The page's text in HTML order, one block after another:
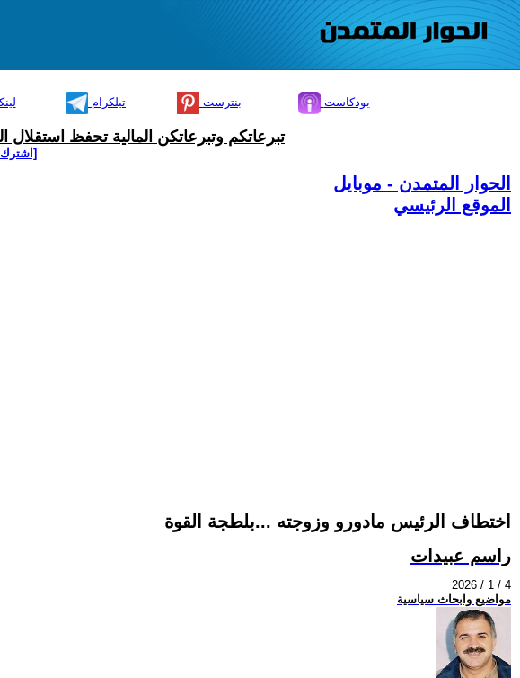
تيلكرام بنترست بودكاست
تبرعاتكم وتبرعاتكن المالية تحفظ
[اشترك
الحوار المتمدن - موبايل
الموقع الرئيسي
اختطاف الرئيس مادورو وزوجته ...بلطجة القوة
راسم عبيدات
2026 / 1 / 4
مواضيع وابحاث سياسية